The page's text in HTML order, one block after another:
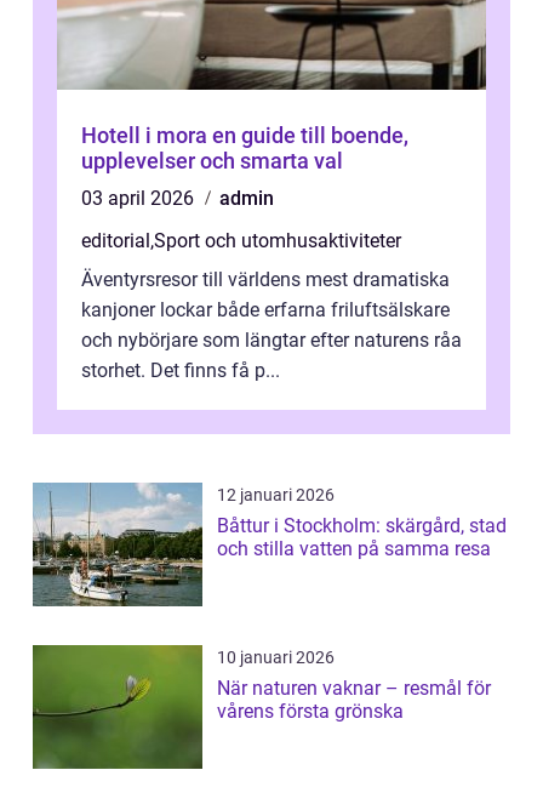
Hotell i mora en guide till boende,
upplevelser och smarta val
03 april 2026
admin
editorial ,Sport och utomhusaktiviteter
Äventyrsresor till världens mest dramatiska
kanjoner lockar både erfarna friluftsälskare
och nybörjare som längtar efter naturens råa
storhet. Det finns få p...
12 januari 2026
Båttur i Stockholm: skärgård, stad
och stilla vatten på samma resa
10 januari 2026
När naturen vaknar – resmål för
vårens första grönska